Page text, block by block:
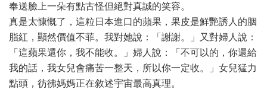
奉送臉上一朵有點古怪但絕對真誠的笑容。
真是太慷慨了，這粒日本進口的蘋果，果皮是鮮艷誘人的胭
脂紅，顯然價值不菲。我對她說：「謝謝。」又對婦人說：
「這蘋果還你，我不能收。」婦人說：「不可以的，你還給
我的話，我女兒會痛苦一整天，所以你一定收。」女兒猛力
點頭，彷彿媽媽正在敘述宇宙最高真理。